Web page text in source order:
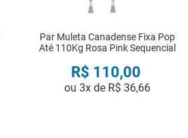
Par Muleta Canadense Fixa Pop
Até 110Kg Rosa Pink Sequencial
R$ 110,00
ou 3x de R$ 36,66